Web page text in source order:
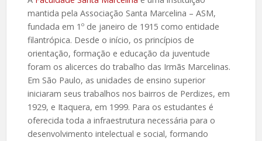
mantida pela Associação Santa Marcelina – ASM,
fundada em 1º de janeiro de 1915 como entidade
filantrópica. Desde o início, os princípios de
orientação, formação e educação da juventude
foram os alicerces do trabalho das Irmãs Marcelinas.
Em São Paulo, as unidades de ensino superior
iniciaram seus trabalhos nos bairros de Perdizes, em
1929, e Itaquera, em 1999. Para os estudantes é
oferecida toda a infraestrutura necessária para o
desenvolvimento intelectual e social, formando